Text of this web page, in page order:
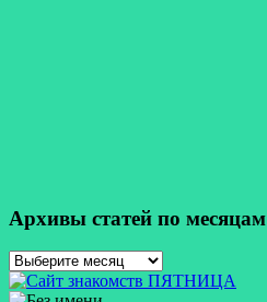
Архивы статей по месяцам
Архивы
статей